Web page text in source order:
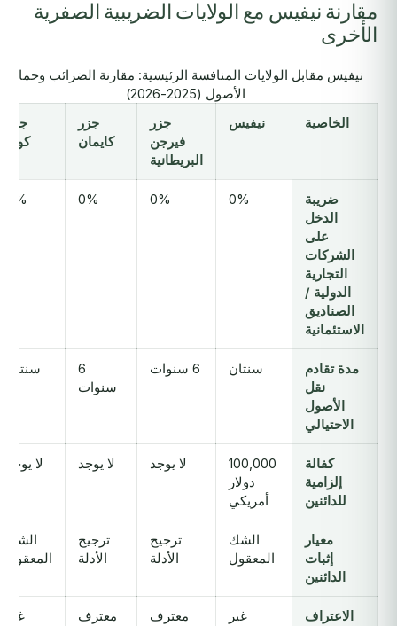
مقارنة نيفيس مع الولايات الضريبية الصفرية
الأخرى
نيفيس مقابل الولايات المنافسة الرئيسية: مقارنة الضرائب وحماية
الأصول (2025-2026)
الخاصية
نيفيس
جزر
فيرجن
البريطانية
جزر
كايمان
جزر
كوك
ضريبة
الدخل
على
الشركات
التجارية
الدولية /
الصناديق
الاستئمانية
0%
0%
0%
0%
مدة تقادم
نقل
الأصول
الاحتيالي
سنتان 6 سنوات
6
سنوات
سنتان
كفالة
إلزامية
للدائنين
100,000
دولار
أمريكي
لا يوجد لا يوجد لا يوجد
معيار
إثبات
الدائنين
الشك
المعقول
ترجيح
الأدلة
ترجيح
الأدلة
الشك
المعقول
الاعتراف
غير
معترف
معترف
غير